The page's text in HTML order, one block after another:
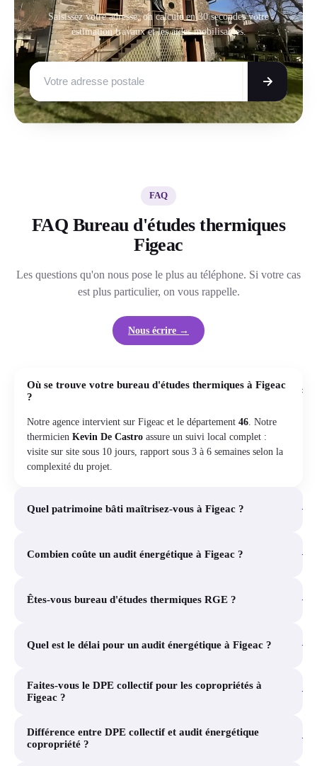
Saisissez votre adresse, on calcule en 30 secondes votre
estimation travaux et les aides mobilisables.
FAQ
FAQ Bureau d'études thermiques
Figeac
Les questions qu'on nous pose le plus au téléphone. Si votre cas
est plus particulier, on vous rappelle.
Nous écrire →
Où se trouve votre bureau d'études thermiques à Figeac
?
+
Notre agence intervient sur Figeac et le département 46 . Notre
thermicien Kevin De Castro assure un suivi local complet :
visite sur site sous 10 jours, rapport sous 3 à 6 semaines selon la
complexité du projet.
Quel patrimoine bâti maîtrisez-vous à Figeac ? +
Combien coûte un audit énergétique à Figeac ? +
Êtes-vous bureau d'études thermiques RGE ? +
Quel est le délai pour un audit énergétique à Figeac ? +
Faites-vous le DPE collectif pour les copropriétés à
Figeac ?
+
Différence entre DPE collectif et audit énergétique
copropriété ?
+